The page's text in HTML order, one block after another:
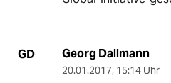
GD Georg Dallmann
20.01.2017, 15:14 Uhr